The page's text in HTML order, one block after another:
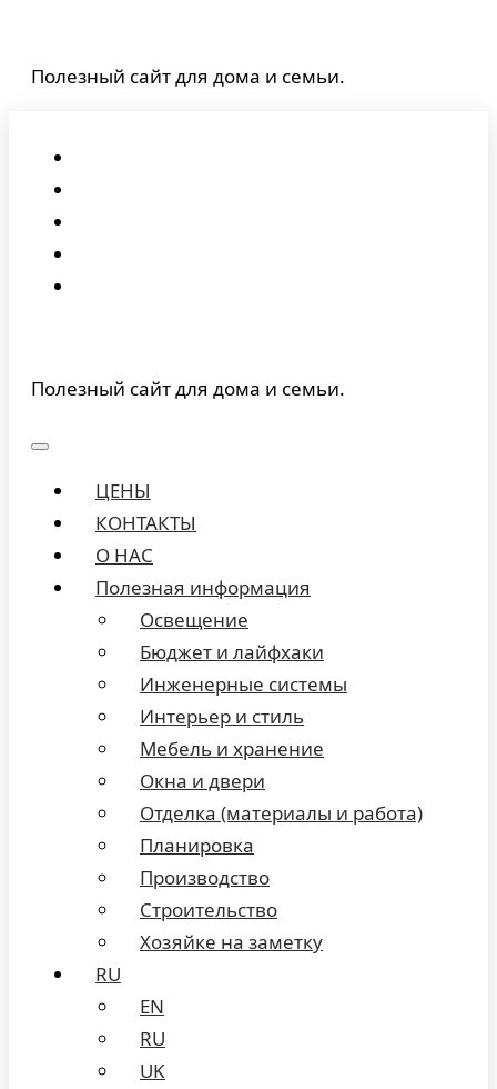
содержимому
Полезный сайт для дома и семьи.
Полезный сайт для дома и семьи.
ЦЕНЫ
КОНТАКТЫ
О НАС
Полезная информация
Освещение
Бюджет и лайфхаки
Инженерные системы
Интерьер и стиль
Мебель и хранение
Окна и двери
Отделка (материалы и работа)
Планировка
Производство
Строительство
Хозяйке на заметку
RU
EN
RU
UK